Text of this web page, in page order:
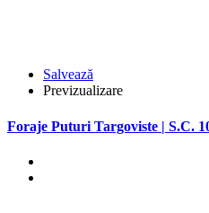
Salvează
Previzualizare
Foraje Puturi Targoviste | S.C.